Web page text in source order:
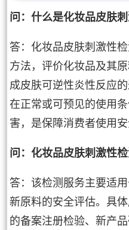
问：什么是化妆品皮肤刺
答：化妆品皮肤刺激性
方法，评价化妆品及其
成皮肤可逆性炎性反应
在正常或可预见的使用
害，是保障消费者使用安
问：化妆品皮肤刺激性
答：该检测服务主要适
新原料的安全评估。具
的备案注册检验、新产